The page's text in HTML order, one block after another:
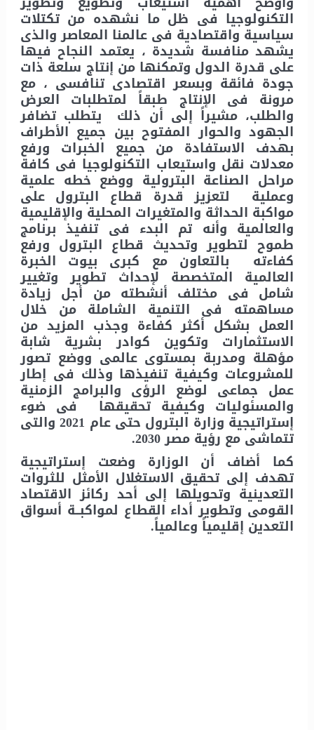
التكنولوجيا فى ظل ما نشهده من تكتلات
سياسية واقتصادية فى عالمنا المعاصر والذى
يشهد منافسة شديدة ، يعتمد النجاح فيها
على قدرة الدول وتمكنها من إنتاج سلعة ذات
جودة فائقة وبسعر اقتصادى تنافسى ، مع
مرونة فى الإنتاج طبقاً لمتطلبات العرض
والطلب، مشيراً إلى أن ذلك يتطلب تضافر
الجهود والحوار المفتوح بين جميع الأطراف
بهدف الاستفادة من جميع الخبرات ورفع
معدلات نقل واستيعاب التكنولوجيا فى كافة
مراحل الصناعة البترولية ووضع خطه علمية
وعملية لتعزيز قدرة قطاع البترول على
مواكبة الحداثة والمتغيرات المحلية والإقليمية
والعالمية وأنه تم البدء فى تنفيذ برنامج
طموح لتطوير وتحديث قطاع البترول ورفع
كفاءته بالتعاون مع كبرى بيوت الخبرة
العالمية المتخصصة لإحداث تطوير وتغيير
شامل فى مختلف أنشطته من أجل زيادة
مساهمته فى التنمية الشاملة من خلال
العمل بشكل أكثر كفاءة وجذب المزيد من
الاستثمارات وتكوين كوادر بشرية شابة
مؤهلة ومدربة بمستوى عالمى ووضع تصور
للمشروعات وكيفية تنفيذها وذلك فى إطار
عمل جماعى لوضع الرؤى والبرامج الزمنية
والمسئوليات وكيفية تحقيقها فى ضوء
إستراتيجية وزارة البترول حتى عام 2021 والتى
تتماشى مع رؤية مصر 2030.
كما أضاف أن الوزارة وضعت إستراتيجية
تهدف إلى تحقيق الاستغلال الأمثل للثروات
التعدينية وتحويلها إلى أحد ركائز الاقتصاد
القومى وتطوير أداء القطاع لمواكبــة أسواق
التعدين إقليمياً وعالمياً.